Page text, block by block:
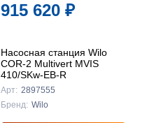
915 620 ₽
Насосная станция Wilo
COR-2 Multivert MVIS
410/SKw-EB-R
Арт: 2897555
Бренд: Wilo